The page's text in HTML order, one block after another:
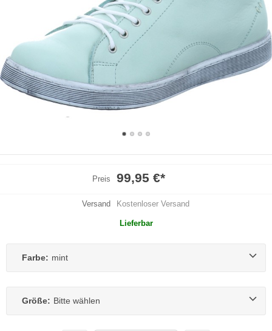
Preis 99,95 €*
Versand Kostenloser Versand
Lieferbar
Farbe: mint
Größe: Bitte wählen